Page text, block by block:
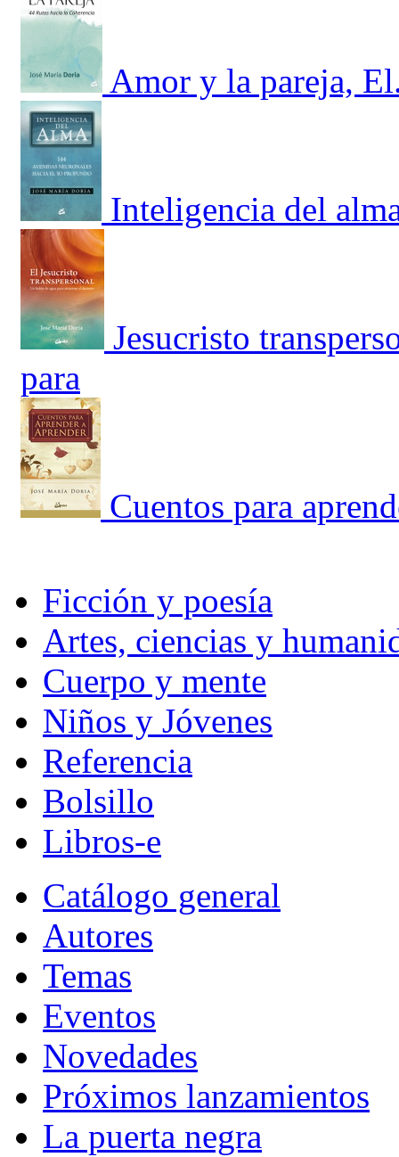
Amor y la pareja,
Inteligencia del
Jesucristo
para
Cuentos para
Ficción y poesía
Artes, ciencias y
Cuerpo y mente
Niños y Jóvenes
Referencia
Bolsillo
Libros-e
Catálogo general
Autores
Temas
Eventos
Novedades
Próximos lanzamientos
La puerta negra